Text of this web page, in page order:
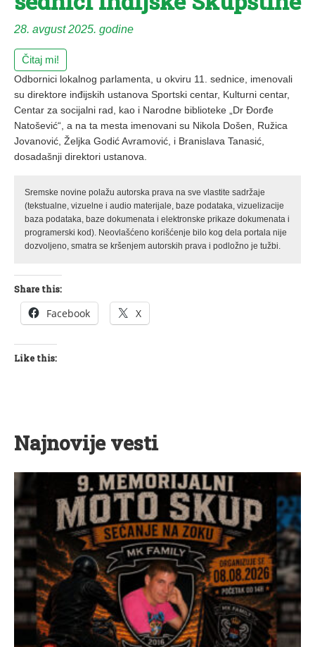
28. avgust 2025. godine
Čitaj mi!
Odbornici lokalnog parlamenta, u okviru 11. sednice, imenovali
su direktore inđijskih ustanova Sportski centar, Kulturni centar,
Centar za socijalni rad, kao i Narodne biblioteke „Dr Đorđe
Natošević“, a na ta mesta imenovani su Nikola Došen, Ružica
Jovanović, Željka Godić Avramović, i Branislava Tanasić,
dosadašnji direktori ustanova.
Sremske novine polažu autorska prava na sve vlastite sadržaje
(tekstualne, vizuelne i audio materijale, baze podataka, vizuelizacije
baza podataka, baze dokumenata i elektronske prikaze dokumenata i
programerski kod). Neovlašćeno korišćenje bilo kog dela portala nije
dozvoljeno, smatra se kršenjem autorskih prava i podložno je tužbi.
Share this:
Facebook X
Like this:
Najnovije vesti